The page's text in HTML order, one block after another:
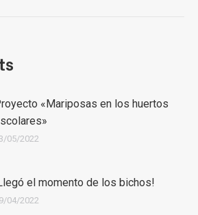
«Mariposas en los huertos
05/2022
el momento de los bichos!
04/2022